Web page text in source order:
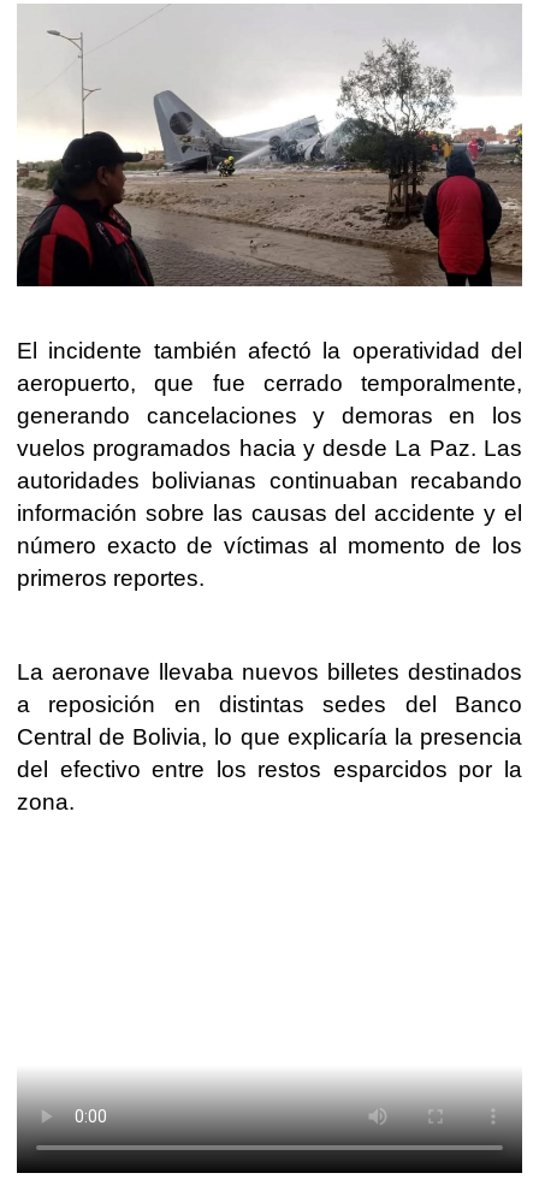
El incidente también afectó la operatividad del
aeropuerto, que fue cerrado temporalmente,
generando cancelaciones y demoras en los
vuelos programados hacia y desde La Paz. Las
autoridades bolivianas continuaban recabando
información sobre las causas del accidente y el
número exacto de víctimas al momento de los
primeros reportes.
La aeronave llevaba nuevos billetes destinados
a reposición en distintas sedes del Banco
Central de Bolivia, lo que explicaría la presencia
del efectivo entre los restos esparcidos por la
zona.